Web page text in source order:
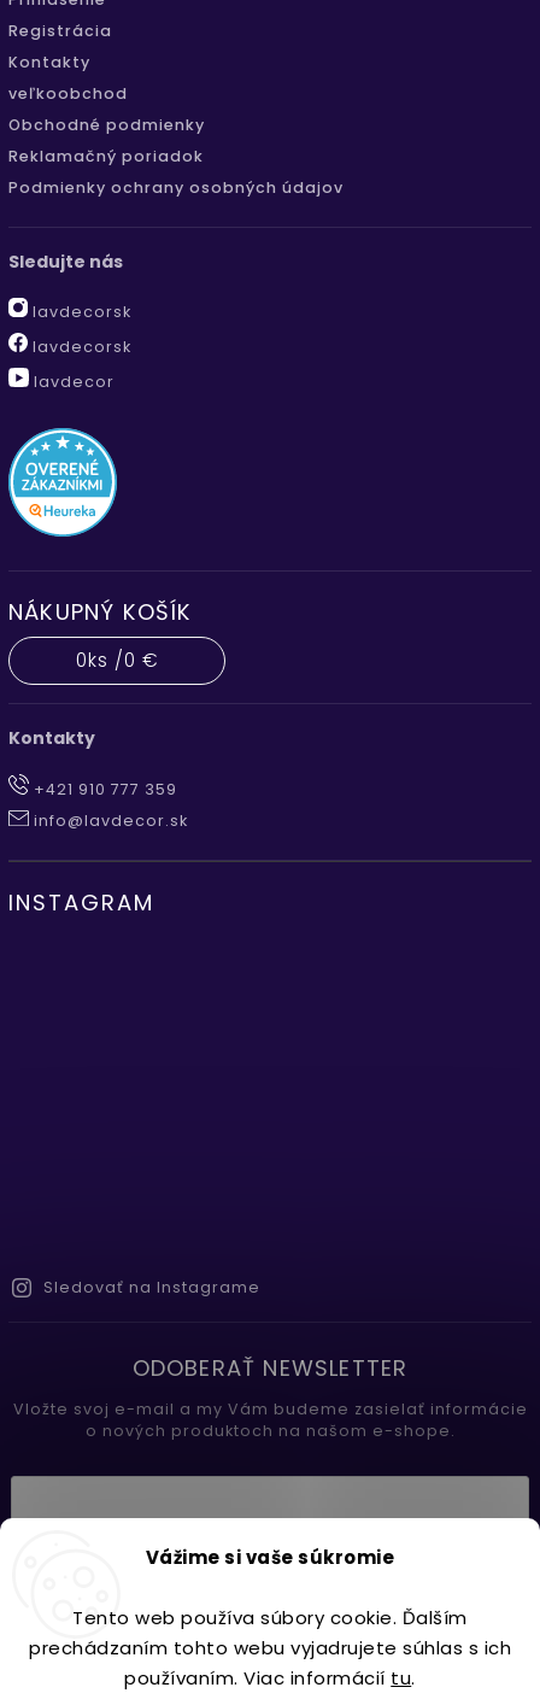
Vážime si vaše súkromie
Tento web používa súbory cookie. Ďalším
prechádzaním tohto webu vyjadrujete súhlas s ich
používaním. Viac informácií tu.
Registrácia
Kontakty
veľkoobchod
Obchodné podmienky
Reklamačný poriadok
Podmienky ochrany osobných údajov
Sledujte nás
lavdecorsk
lavdecorsk
lavdecor
NÁKUPNÝ KOŠÍK
0ks /0 €
Kontakty
+421 910 777 359
info@lavdecor.sk
INSTAGRAM
Sledovať na Instagrame
ODOBERAŤ NEWSLETTER
Vložte svoj e-mail a my Vám budeme zasielať informácie
o nových produktoch na našom e-shope.
Prihlásiť sa